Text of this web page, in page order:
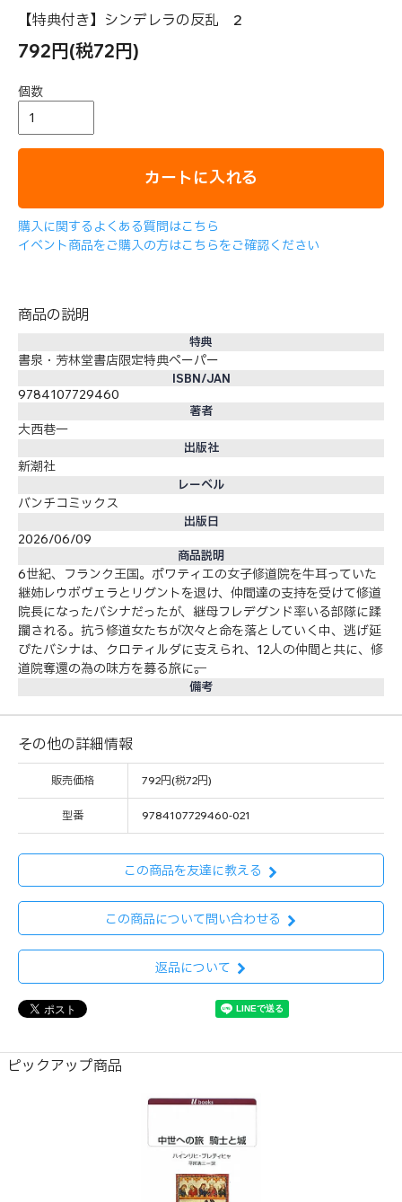
【特典付き】シンデレラの反乱 2
792円(税72円)
個数
カートに入れる
購入に関するよくある質問はこちら
イベント商品をご購入の方はこちらをご確認ください
商品の説明
特典
書泉・芳林堂書店限定特典ペーパー
ISBN/JAN
9784107729460
著者
大西巷一
出版社
新潮社
レーベル
バンチコミックス
出版日
2026/06/09
商品説明
6世紀、フランク王国。ポワティエの女子修道院を牛耳っていた
継姉レウボヴェラとリグントを退け、仲間達の支持を受けて修道
院長になったバシナだったが、継母フレデグンド率いる部隊に蹂
躙される。抗う修道女たちが次々と命を落としていく中、逃げ延
びたバシナは、クロティルダに支えられ、12人の仲間と共に、修
道院奪還の為の味方を募る旅に──。
備考
その他の詳細情報
販売価格 792円(税72円)
型番 9784107729460-021
この商品を友達に教える
この商品について問い合わせる
返品について
ピックアップ商品